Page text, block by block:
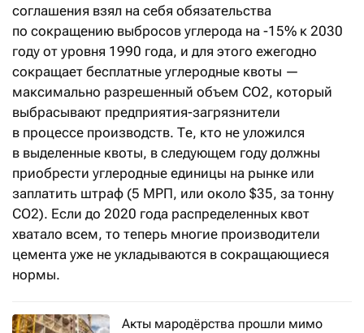
соглашения взял на себя обязательства
по сокращению выбросов углерода на -15% к 2030
году от уровня 1990 года, и для этого ежегодно
сокращает бесплатные углеродные квоты —
максимально разрешенный объем CO2, который
выбрасывают предприятия-загрязнители
в процессе производств. Те, кто не уложился
в выделенные квоты, в следующем году должны
приобрести углеродные единицы на рынке или
заплатить штраф (5 МРП, или около $35, за тонну
СО2). Если до 2020 года распределенных квот
хватало всем, то теперь многие производители
цемента уже не укладываются в сокращающиеся
нормы.
Акты мародёрства прошли мимо